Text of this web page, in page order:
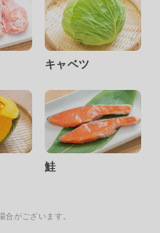
キャベツ
鮭
がございます。